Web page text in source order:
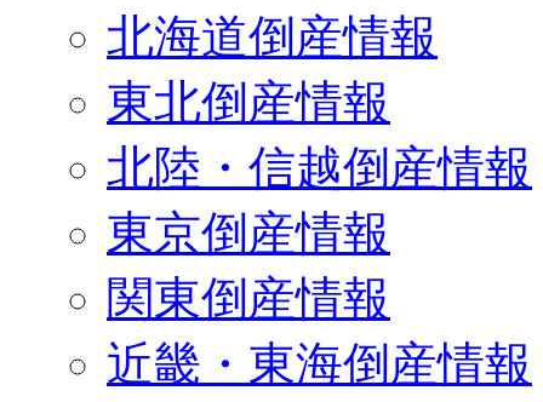
北海道倒産情報
東北倒産情報
北陸・信越倒産情報
東京倒産情報
関東倒産情報
近畿・東海倒産情報